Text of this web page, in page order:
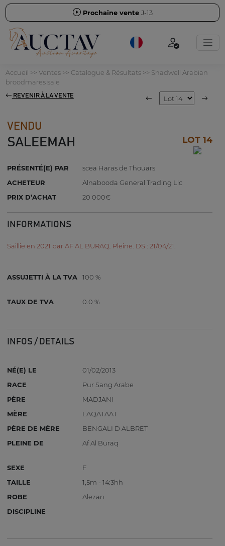
Prochaine vente J-13
Accueil >> Ventes>> Catalogue & Résultats>> Shadwell Arabian
broodmares sale
REVENIR À LA VENTE
VENDU
SALEEMAH LOT 14
PRÉSENTÉ(E) PAR
scea Haras de Thouars
ACHETEUR
Alnabooda General Trading Llc
PRIX D’ACHAT
20 000€
INFORMATIONS
Saillie en 2021 par AF AL BURAQ. Pleine. DS : 21/04/21.
ASSUJETTI À LA TVA 100 %
TAUX DE TVA 0.0 %
INFOS / DETAILS
NÉ(E) LE
01/02/2013
RACE
Pur Sang Arabe
PÈRE
MADJANI
MÈRE
LAQATAAT
PÈRE DE MÈRE
BENGALI D ALBRET
PLEINE DE
Af Al Buraq
SEXE
F
TAILLE
1,5m - 14:3hh
ROBE
Alezan
DISCIPLINE